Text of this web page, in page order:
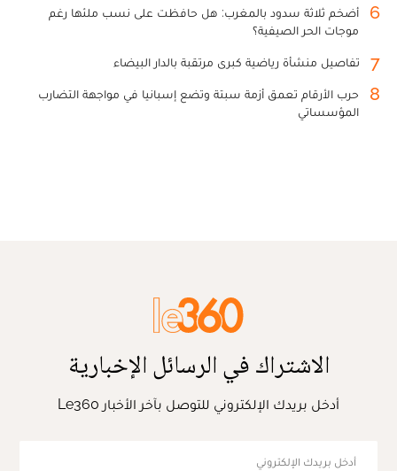
6
أضخم ثلاثة سدود بالمغرب: هل حافظت على نسب ملئها رغم
موجات الحر الصيفية؟
7 تفاصيل منشأة رياضية كبرى مرتقبة بالدار البيضاء
8
حرب الأرقام تعمق أزمة سبتة وتضع إسبانيا في مواجهة التضارب
المؤسساتي
الاشتراك في الرسائل الإخبارية
أدخل بريدك الإلكتروني للتوصل بآخر الأخبار Le360